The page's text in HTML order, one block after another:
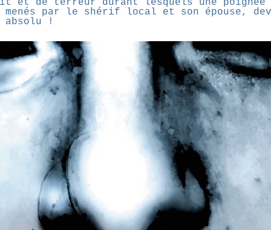
et de terreur durant lesquels une poignée
menés par le shérif local et son épouse,
absolu !